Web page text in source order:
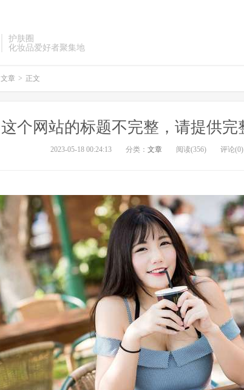
护肤圈
化妆品爱好者聚集地
文章 > 正文
这个网站的标题不完整，请提供完
2023-05-18 00:24:13 分类： 文章 阅读(356) 评论(0)